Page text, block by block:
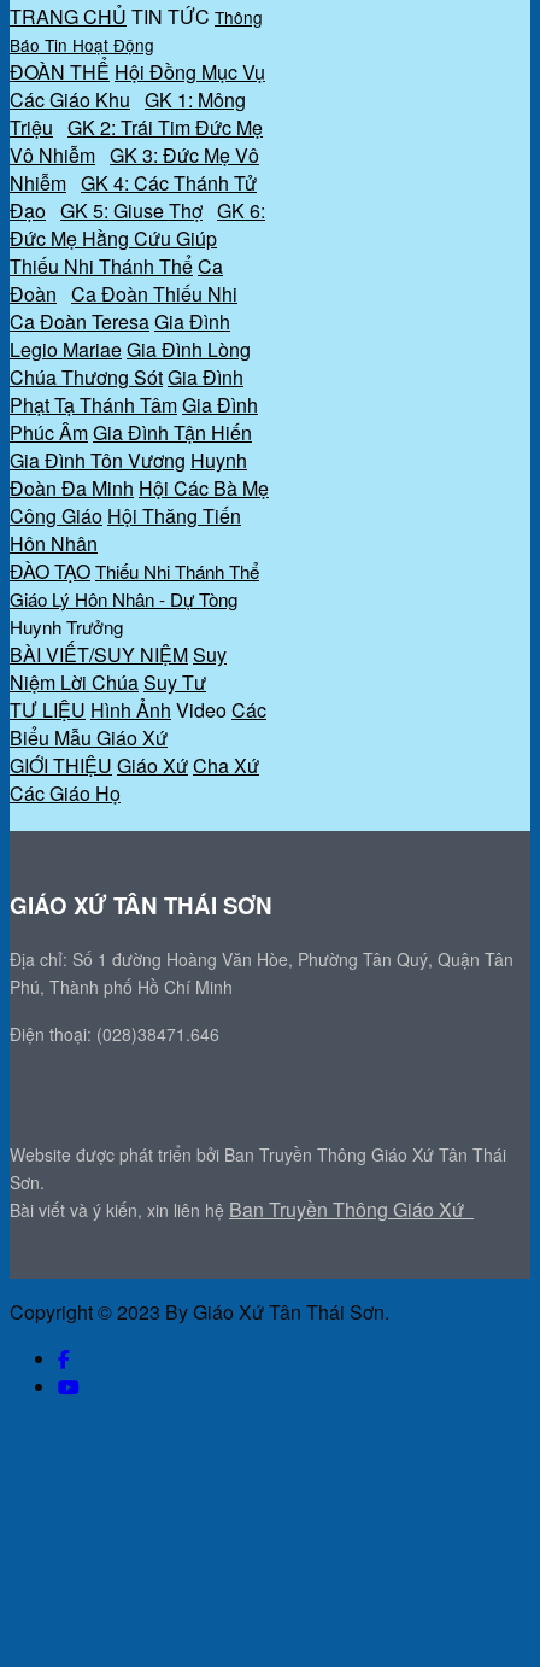
TRANG CHỦ TIN TỨC Thông
Báo Tin Hoạt Động
ĐOÀN THỂ Hội Đồng Mục Vụ
Các Giáo Khu GK 1: Mông
Triệu GK 2: Trái Tim Đức Mẹ
Vô Nhiễm GK 3: Đức Mẹ Vô
Nhiễm GK 4: Các Thánh Tử
Đạo GK 5: Giuse Thợ GK 6:
Đức Mẹ Hằng Cứu Giúp
Thiếu Nhi Thánh ThểCa
Đoàn Ca Đoàn Thiếu Nhi
Ca Đoàn TeresaGia Đình
Legio MariaeGia Đình Lòng
Chúa Thương SótGia Đình
Phạt Tạ Thánh TâmGia Đình
Phúc ÂmGia Đình Tận Hiến
Gia Đình Tôn Vương Huynh
Đoàn Đa Minh Hội Các Bà Mẹ
Công Giáo Hội Thăng Tiến
Hôn Nhân
ĐÀO TẠOThiếu Nhi Thánh Thể
Giáo Lý Hôn Nhân - Dự Tòng
Huynh Trưởng
BÀI VIẾT/SUY NIỆMSuy
Niệm Lời ChúaSuy Tư
TƯ LIỆU Hình Ảnh VideoCác
Biểu Mẫu Giáo Xứ
GIỚI THIỆU Giáo XứCha Xứ
Các Giáo Họ
GIÁO XỨ TÂN THÁI SƠN
Địa chỉ: Số 1 đường Hoàng Văn Hòe, Phường Tân Quý, Quận Tân
Phú, Thành phố Hồ Chí Minh
Điện thoại: (028)38471.646
Website được phát triển bởi Ban Truyền Thông Giáo Xứ Tân Thái
Sơn.
Bài viết và ý kiến, xin liên hệ Ban Truyền Thông Giáo Xứ
Copyright © 2023 By Giáo Xứ Tân Thái Sơn.